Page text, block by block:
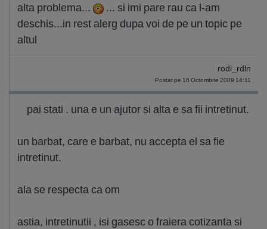
alta problema...
... si imi pare rau ca l-am
deschis...in rest alerg dupa voi de pe un topic pe
altul
rodi_rdln
Postat pe 16 Octombrie 2009 14:11
pai stati . una e un ajutor si alta e sa fii intretinut.
un barbat, care e barbat, nu accepta el sa fie
intretinut.
ala se respecta ca om
astia, intretinutii , isi gasesc o fraiera cotizanta si